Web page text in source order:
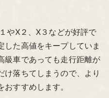
やX２、X３などが好評で
した高値をキープしていま
級車であっても走行距離が
け落ちてしまうので、より
すすめします。